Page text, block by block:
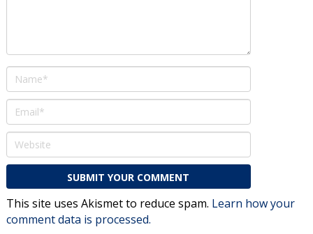
This site uses Akismet to reduce spam. Learn how your
comment data is processed.